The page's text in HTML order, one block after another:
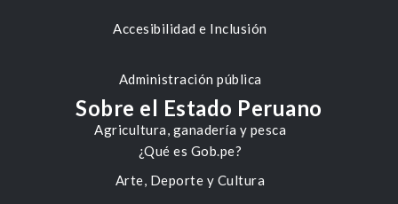
Accesibilidad e Inclusión
Administración pública
Agricultura, ganadería y pesca
Arte, Deporte y Cultura
Sobre el Estado Peruano
¿Qué es Gob.pe?